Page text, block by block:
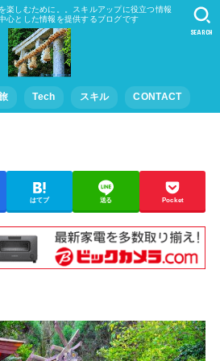
楽しむために。。スキルアップに役立つ情報
心とした情報を提供するブログです
Tech スキル CONTACT
SEARCH
はてブ 送る Pocket